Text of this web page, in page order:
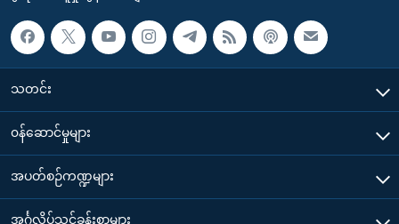
သတင်း
၀န်ဆောင်မှုများ
အပတ်စဉ်ကဏ္ဍများ
အင်္ဂလိပ်သင်ခန်းစာများ